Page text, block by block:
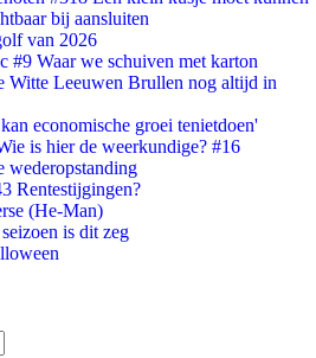
bij aansluiten
van 2026
#9 Waar we schuiven met karton
Witte Leeuwen Brullen nog altijd in
economische groei tenietdoen'
is hier de weerkundige? #16
Rentestijgingen?
(He-Man)
is dit zeg